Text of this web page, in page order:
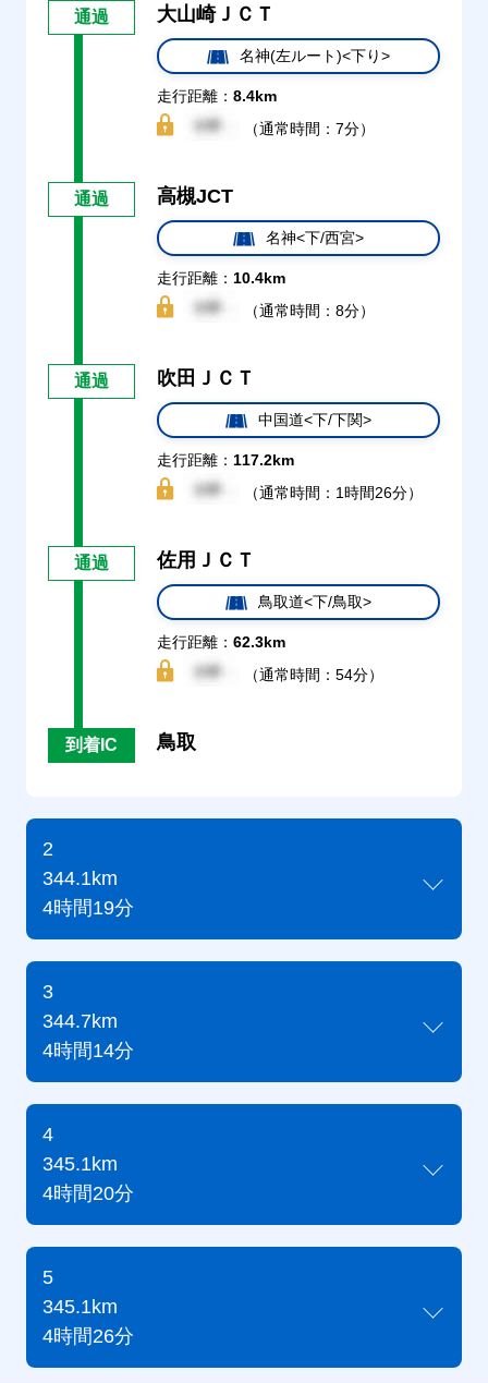
通過 大山崎ＪＣＴ
名神(左ルート)<下り>
走行距離： 8.4km
（通常時間：7分）
通過 高槻JCT
名神<下/西宮>
走行距離： 10.4km
（通常時間：8分）
通過 吹田ＪＣＴ
中国道<下/下関>
走行距離： 117.2km
（通常時間：1時間26分）
通過 佐用ＪＣＴ
鳥取道<下/鳥取>
走行距離： 62.3km
（通常時間：54分）
到着IC 鳥取
2
344.1km
4時間19分
3
344.7km
4時間14分
4
345.1km
4時間20分
5
345.1km
4時間26分